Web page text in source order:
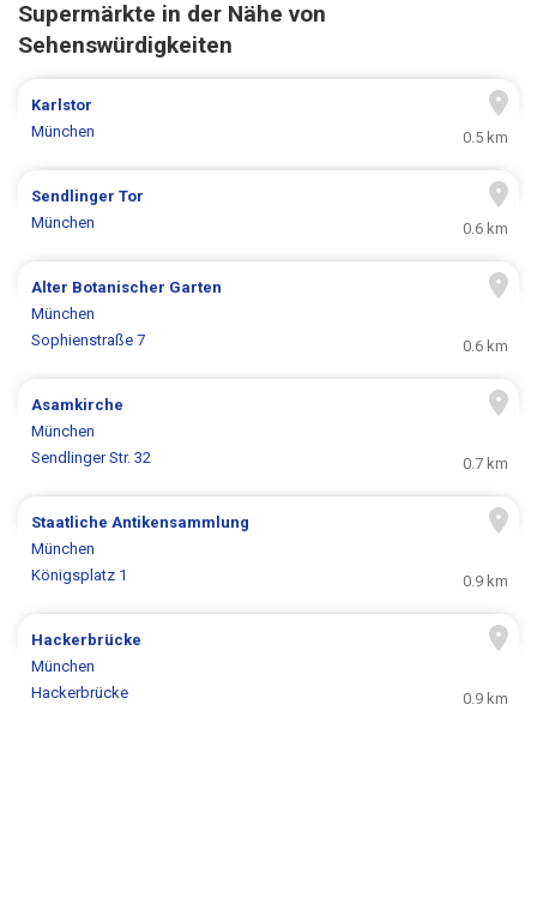
Supermärkte in der Nähe von
Sehenswürdigkeiten
Karlstor
München
0.5 km
Sendlinger Tor
München
0.6 km
Alter Botanischer Garten
München
Sophienstraße 7
0.6 km
Asamkirche
München
Sendlinger Str. 32
0.7 km
Staatliche Antikensammlung
München
Königsplatz 1
0.9 km
Hackerbrücke
München
Hackerbrücke
0.9 km